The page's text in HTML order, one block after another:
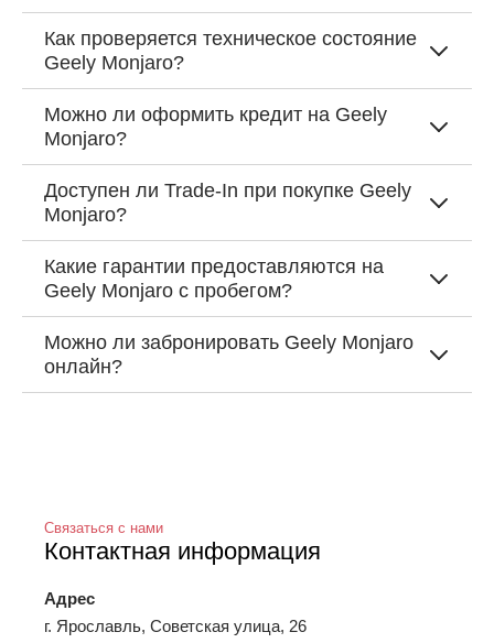
Как проверяется техническое состояние
Geely Monjaro?
Можно ли оформить кредит на Geely
Monjaro?
Доступен ли Trade-In при покупке Geely
Monjaro?
Какие гарантии предоставляются на
Geely Monjaro с пробегом?
Можно ли забронировать Geely Monjaro
онлайн?
Связаться с нами
Контактная информация
Адрес
г. Ярославль, Советская улица, 26